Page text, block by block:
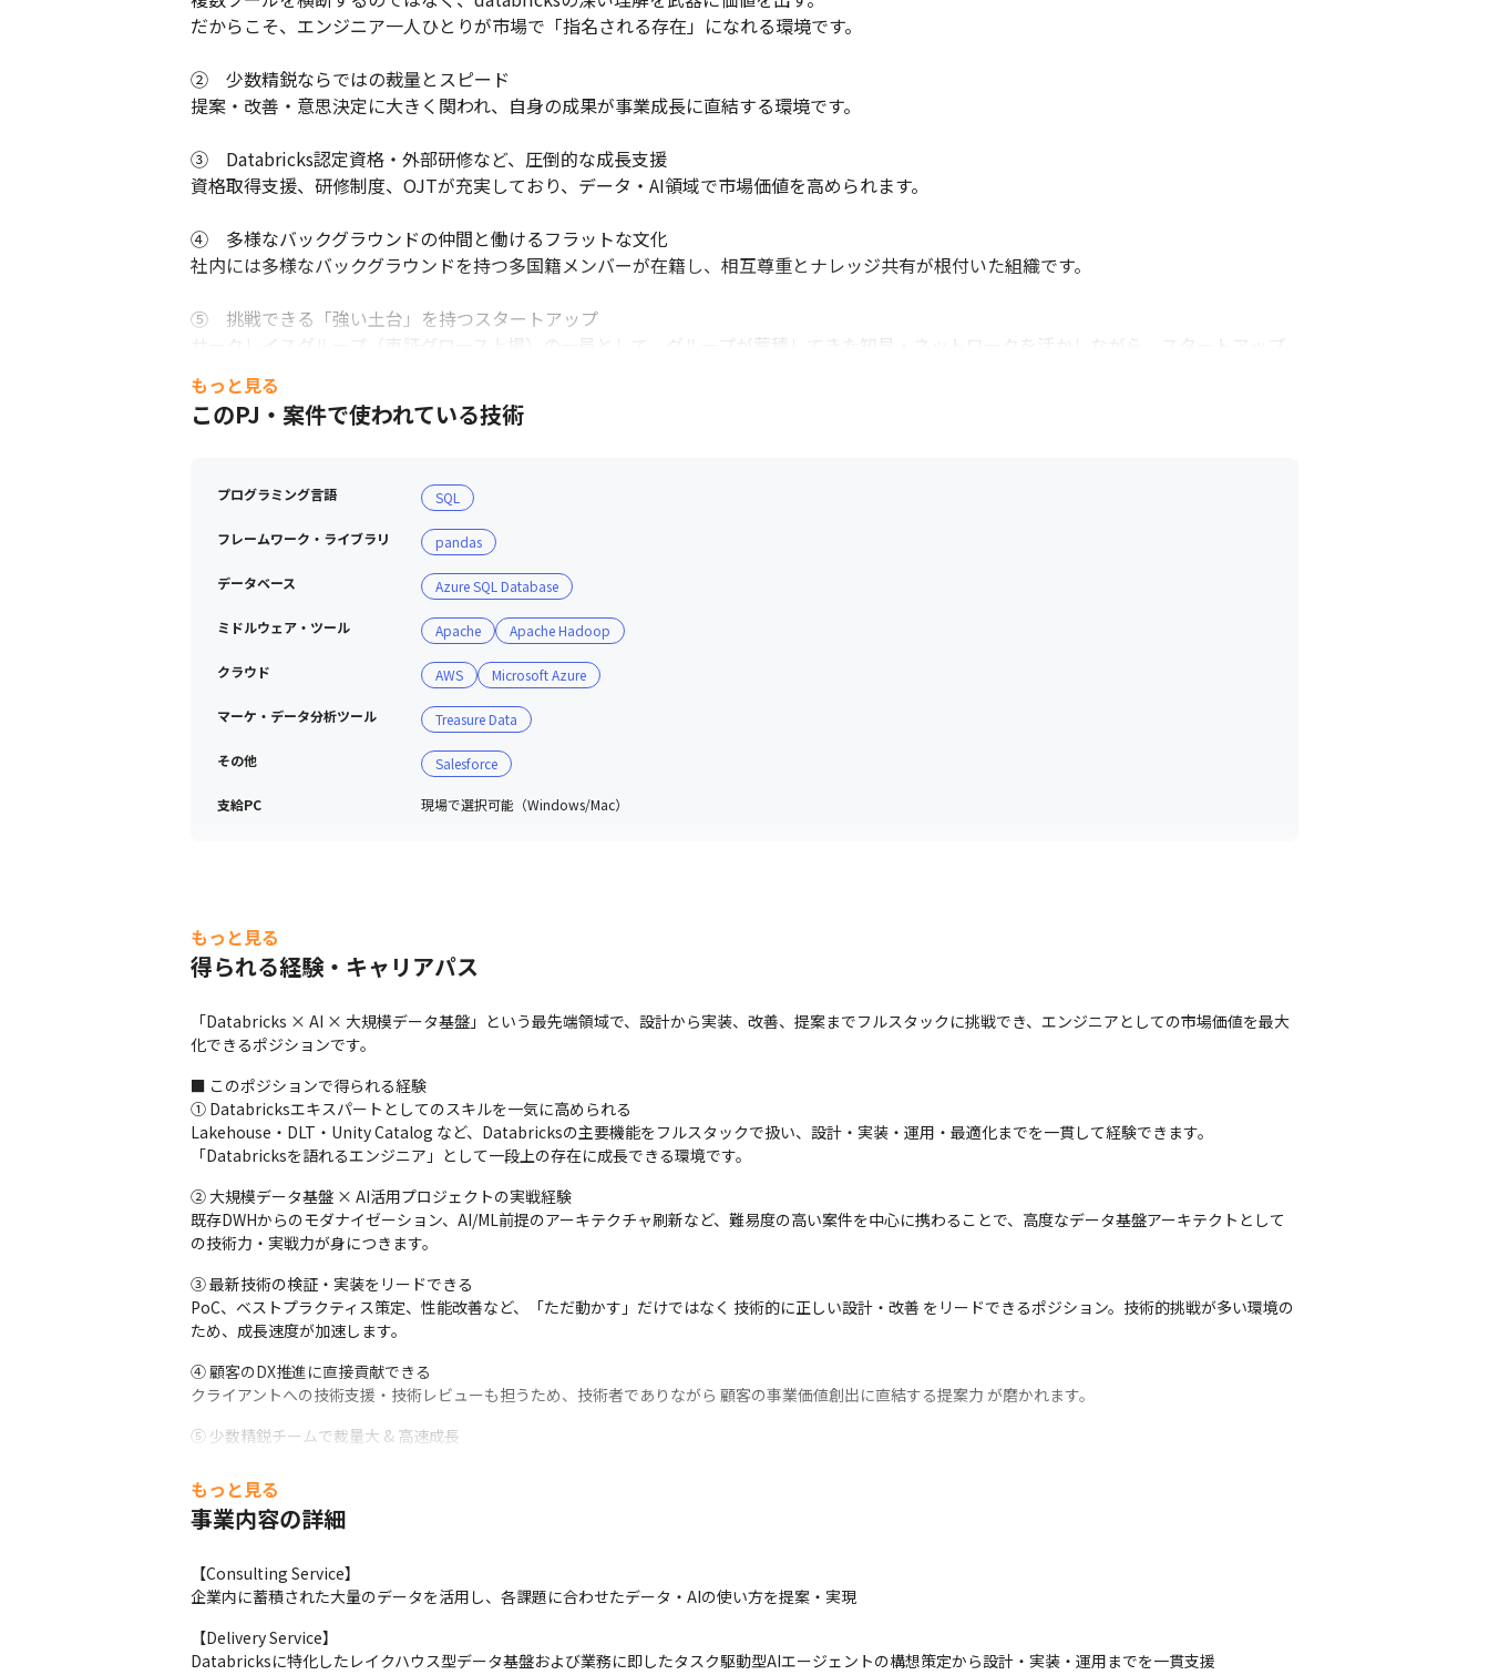
だからこそ、エンジニア一人ひとりが市場で「指名される存在」になれる環境です。
②　少数精鋭ならではの裁量とスピード
提案・改善・意思決定に大きく関われ、自身の成果が事業成長に直結する環境です。
③　Databricks認定資格・外部研修など、圧倒的な成長支援
資格取得支援、研修制度、OJTが充実しており、データ・AI領域で市場価値を高められます。
④　多様なバックグラウンドの仲間と働けるフラットな文化
社内には多様なバックグラウンドを持つ多国籍メンバーが在籍し、相互尊重とナレッジ共有が根付いた組織です。
⑤　挑戦できる「強い土台」を持つスタートアップ
サークレイスグループ（東証グロース上場）の一員として、グループが蓄積してきた知見・ネットワークを活かしながら、スタートアップ
ならではの柔軟性と上場企業グループの安定性を兼ね備えた環境があります。
もっと見る
このPJ・案件で使われている技術
プログラミング言語 SQL
フレームワーク・ライブラリ pandas
データベース Azure SQL Database
ミドルウェア・ツール Apache Apache Hadoop
クラウド AWS Microsoft Azure
マーケ・データ分析ツール Treasure Data
その他 Salesforce
支給PC 現場で選択可能（Windows/Mac）
もっと見る
得られる経験・キャリアパス
「Databricks × AI × 大規模データ基盤」という最先端領域で、設計から実装、改善、提案までフルスタックに挑戦でき、エンジニアとしての市場価値を最大
化できるポジションです。
■ このポジションで得られる経験
① Databricksエキスパートとしてのスキルを一気に高められる
Lakehouse・DLT・Unity Catalog など、Databricksの主要機能をフルスタックで扱い、設計・実装・運用・最適化までを一貫して経験できます。
「Databricksを語れるエンジニア」として一段上の存在に成長できる環境です。
② 大規模データ基盤 × AI活用プロジェクトの実戦経験
既存DWHからのモダナイゼーション、AI/ML前提のアーキテクチャ刷新など、難易度の高い案件を中心に携わることで、高度なデータ基盤アーキテクトとして
の技術力・実戦力が身につきます。
③ 最新技術の検証・実装をリードできる
PoC、ベストプラクティス策定、性能改善など、「ただ動かす」だけではなく 技術的に正しい設計・改善 をリードできるポジション。技術的挑戦が多い環境の
ため、成長速度が加速します。
④ 顧客のDX推進に直接貢献できる
クライアントへの技術支援・技術レビューも担うため、技術者でありながら 顧客の事業価値創出に直結する提案力 が磨かれます。
⑤ 少数精鋭チームで裁量大 & 高速成長
意思決定スピードが速く、「自分の技術が組織やクライアントを動かしている」という手応えを感じながら働くことができます。
■ キャリアパス
Databricks Champion、SMEとして社内外で専門性を発揮する立場へ。
Lakehouse全体のアーキテクチャを設計できる上級エンジニアとしてキャリアを確立できます。
プロジェクト横断で技術戦略を担うテックリードや、データ基盤全体を設計するアーキテクトポジションへステップアップ可能です。
もっと見る
事業内容の詳細
【Consulting Service】
企業内に蓄積された大量のデータを活用し、各課題に合わせたデータ・AIの使い方を提案・実現
【Delivery Service】
Databricksに特化したレイクハウス型データ基盤および業務に即したタスク駆動型AIエージェントの構想策定から設計・実装・運用までを一貫支援